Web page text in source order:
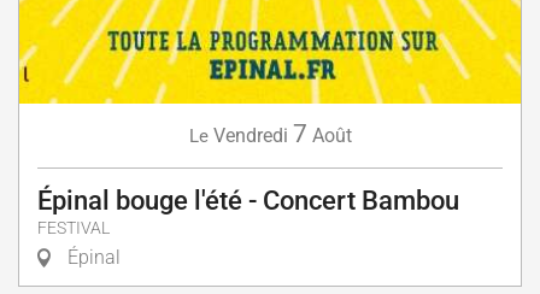
Le Vendredi 7 Août
Épinal bouge l'été - Concert Bambou
FESTIVAL
Épinal